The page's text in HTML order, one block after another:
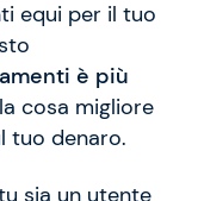
equi per il tuo
è più
cosa migliore
tuo denaro.
sia un utente